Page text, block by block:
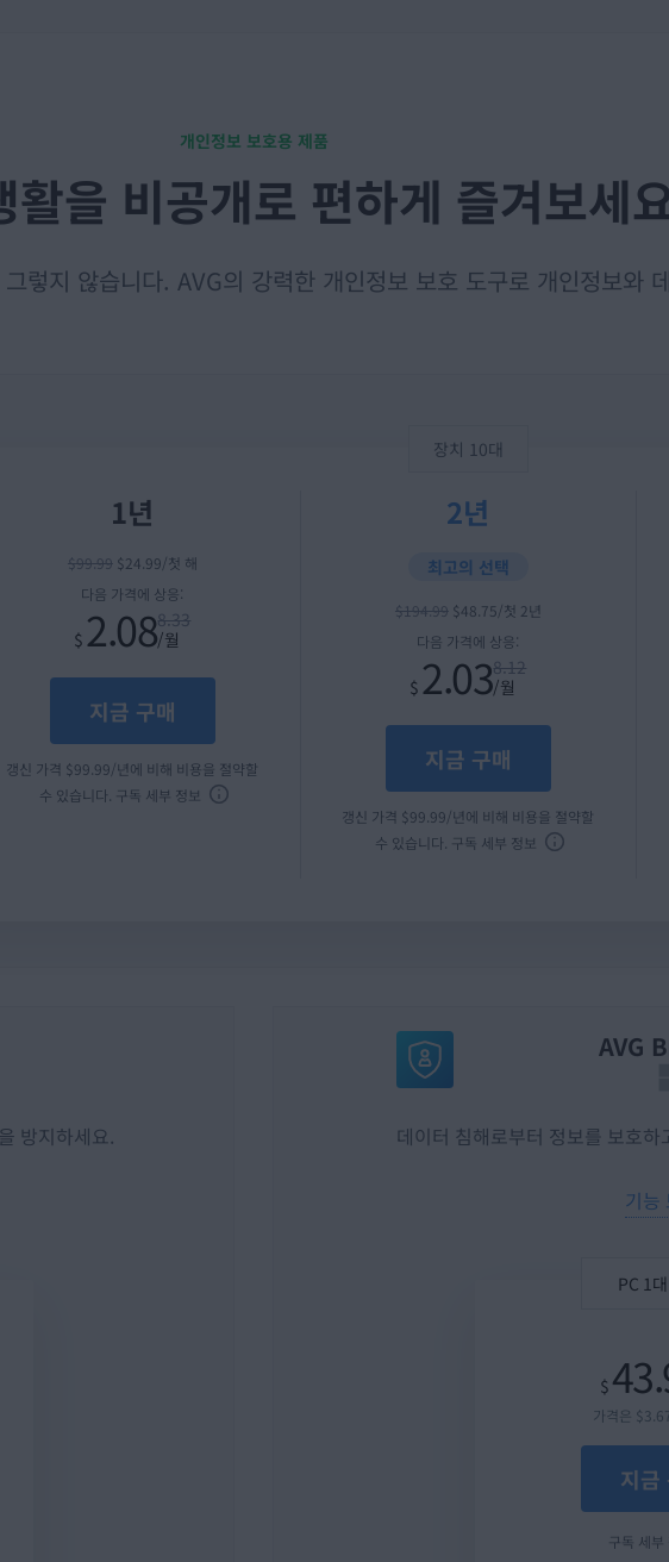
개인정보 보호용 제품
활을 비공개로 편하게 즐겨보세
렇지 않습니다. AVG의 강력한 개인정보 보호 도구로 개인정보와
장치 10대
1년
$99.99 $24.99/첫 해
다음 가격에 상응:
$ 2.088.33
/월
지금 구매
갱신 가격 $99.99/년에 비해 비용을 절약할
수 있습니다. 구독 세부 정보
2년
최고의 선택
$194.99 $48.75/첫 2년
다음 가격에 상응:
$ 2.038.12
/월
지금 구매
갱신 가격 $99.99/년에 비해 비용을 절약할
수 있습니다. 구독 세부 정보
방지하세요.
AVG
데이터 침해로부터 정보를 보호
기능
$
가격은 $3
지금
구독 세부